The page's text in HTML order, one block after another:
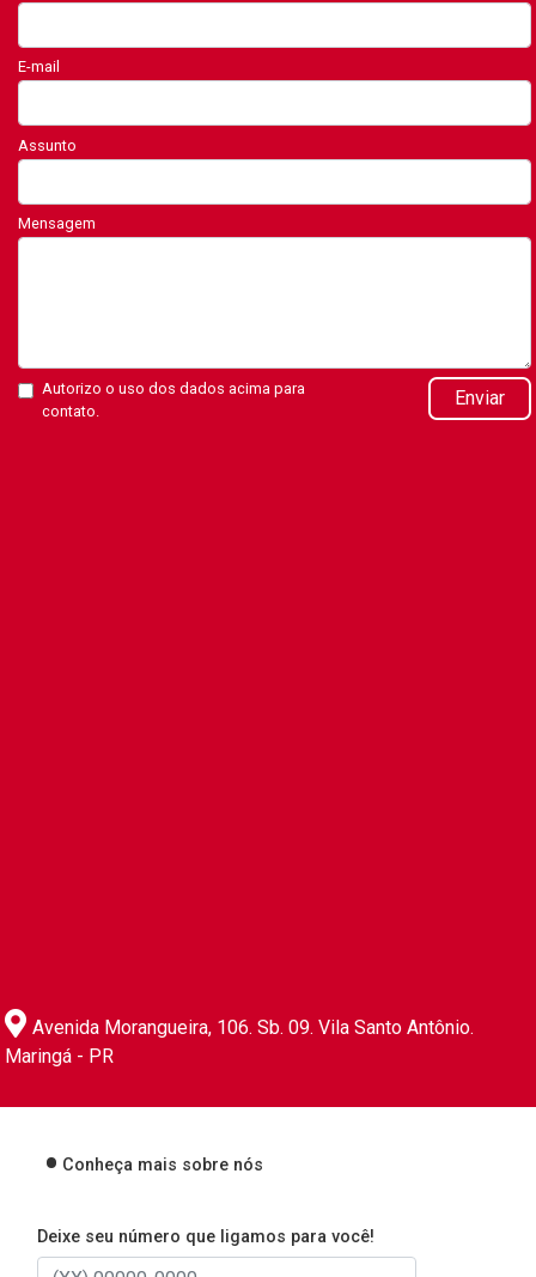
E-mail
Assunto
Mensagem
Autorizo o uso dos dados acima para
contato.
Enviar
Avenida Morangueira, 106. Sb. 09. Vila Santo Antônio.
Maringá - PR
Conheça mais sobre nós
Deixe seu número que ligamos para você!